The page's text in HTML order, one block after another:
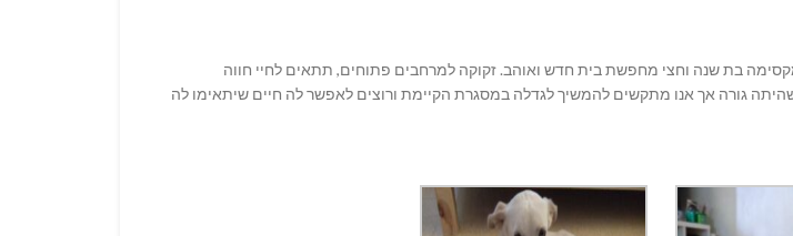
בת שנה וחצי מחפשת בית חדש ואוהב. זקוקה למרחבים פתוחים, תתאים לחיי חווה
גורה אך אנו מתקשים להמשיך לגדלה במסגרת הקיימת ורוצים לאפשר לה חיים שיתאימו לה